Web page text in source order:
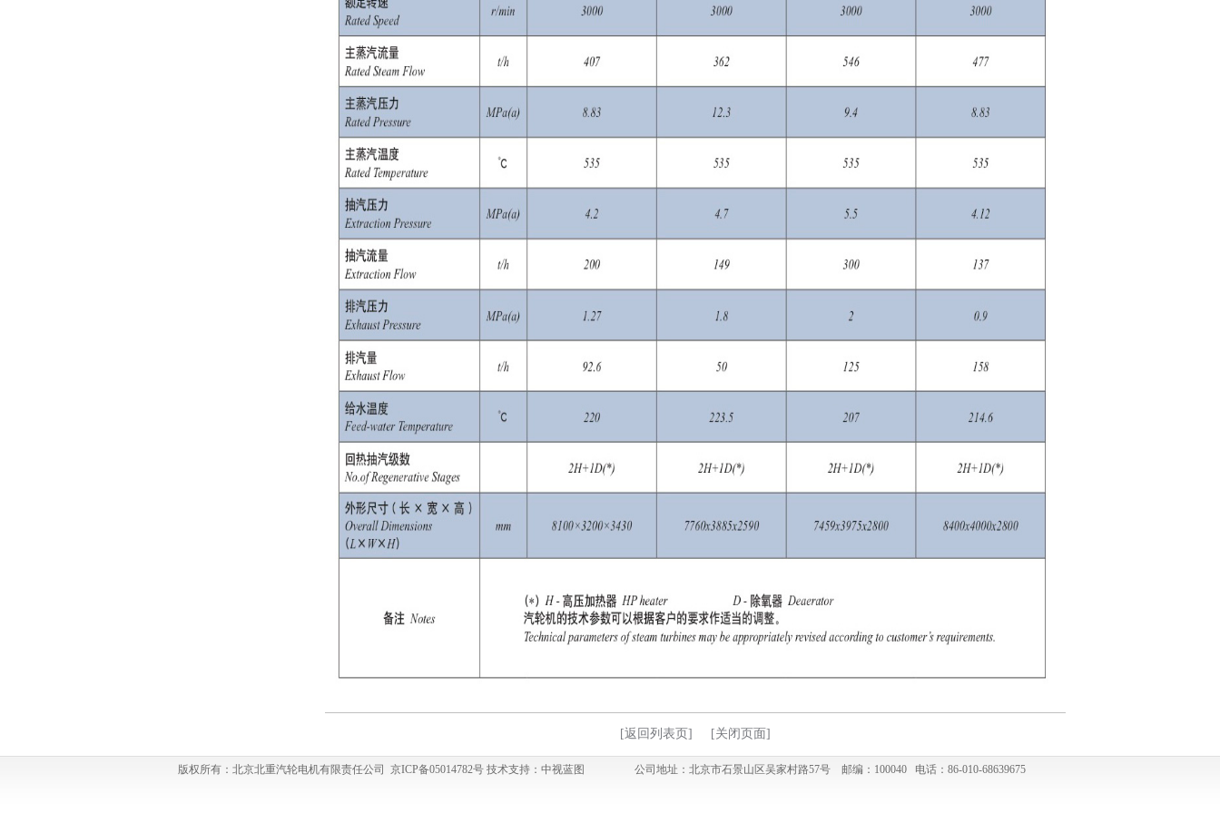
[返回列表页] [关闭页面]
版权所有：北京北重汽轮电机有限责任公司 京ICP备05014782号 技术支持： 中视蓝图 公司地址：北京市石景山区吴家村路57号 邮编：100040 电话：86-010-68639675